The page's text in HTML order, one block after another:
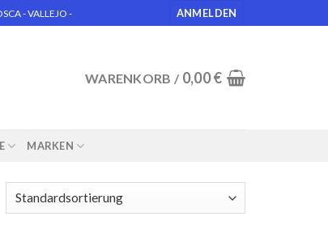
- VALLEJO - ANMELDEN
WARENKORB / 0,00€
MARKEN